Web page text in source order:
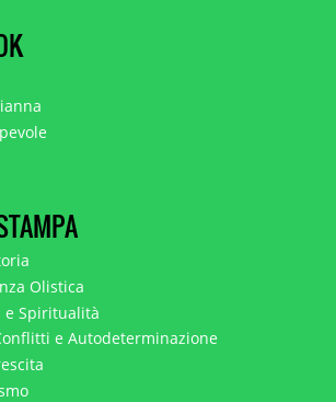
Olistica
e Spiritualità
e Autodeterminazione